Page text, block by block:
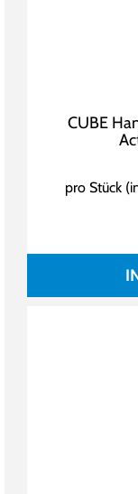
CUBE
pro Stück